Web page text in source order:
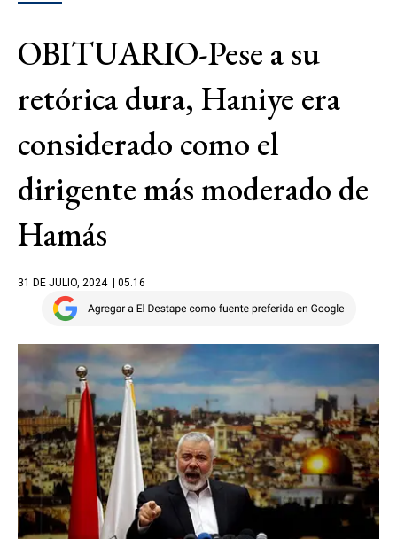
OBITUARIO-Pese a su
retórica dura, Haniye era
considerado como el
dirigente más moderado de
Hamás
31 DE JULIO, 2024 | 05.16